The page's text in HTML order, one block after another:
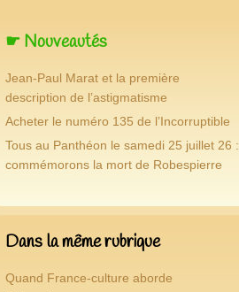
☛ Nouveautés
Jean-Paul Marat et la première
description de l’astigmatisme
Acheter le numéro 135 de l’Incorruptible
Tous au Panthéon le samedi 25 juillet 26 :
commémorons la mort de Robespierre
Dans la même rubrique
Quand France-culture aborde